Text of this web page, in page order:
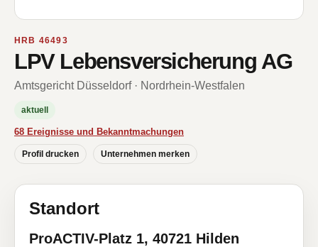
HRB 46493
LPV Lebensversicherung AG
Amtsgericht Düsseldorf · Nordrhein-Westfalen
aktuell
68 Ereignisse und Bekanntmachungen
Profil drucken Unternehmen merken
Standort
ProACTIV-Platz 1, 40721 Hilden